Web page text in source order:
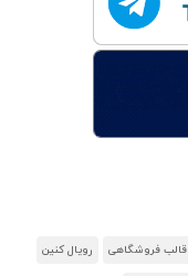
قالب فروشگاهی رویال کنین